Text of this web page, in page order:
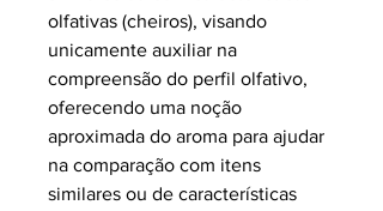
olfativas (cheiros), visando
unicamente auxiliar na
compreensão do perfil olfativo,
oferecendo uma noção
aproximada do aroma para ajudar
na comparação com itens
similares ou de características